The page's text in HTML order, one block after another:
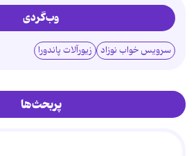
وب‌گردی
سرویس خواب نوزاد زیورآلات پاندورا
پربحث‌ها